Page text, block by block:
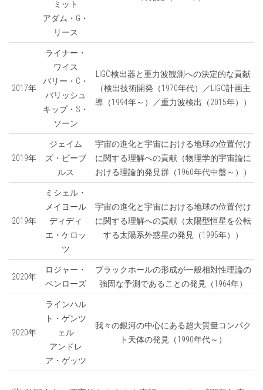
ミット
アダム・G・
リース
2017年
ライナー・
ワイス
バリー・C・
バリッシュ
キップ・S・
ソーン
LIGO検出器と重力波観測への決定的な貢献
（検出技術開発（1970年代）／LIGO計画主
導（1994年～）／重力波検出（2015年））
2019年
ジェイム
ズ・ピーブ
ルス
宇宙の進化と宇宙における地球の位置付け
に関する理解への貢献（物理学的宇宙論に
おける理論的発見群（1960年代中盤～））
2019年
ミシェル・
メイヨール
ディディ
エ・ケロッ
ツ
宇宙の進化と宇宙における地球の位置付け
に関する理解への貢献（太陽型恒星を公転
する太陽系外惑星の発見（1995年））
2020年
ロジャー・
ペンローズ
ブラックホールの形成が一般相対性理論の
強固な予測であることの発見（1964年）
2020年
ラインハル
ト・ゲンツ
ェル
アンドレ
ア・ゲッツ
我々の銀河の中心にある超大質量コンパク
ト天体の発見（1990年代～）